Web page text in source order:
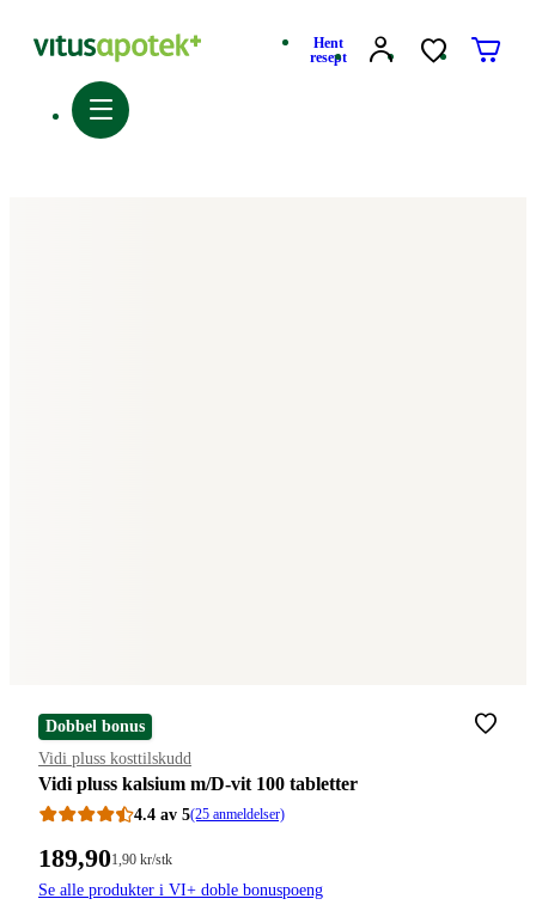
Hent
resept
Dobbel bonus
Merke:
Vidi pluss kosttilskudd
Vidi pluss kalsium m/D-vit 100 tabletter
4.4 av 5(25 anmeldelser)
Pris:
189,90
189,90Stykkpris:
kroner.
1 ,90 kr/stk
Se alle produkter i VI+ doble bonuspoeng